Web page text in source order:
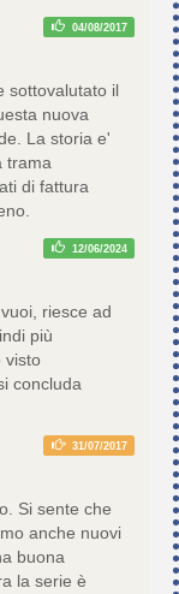
04/08/2017
sottovalutato il
nuova
La storia e'
trama
di fattura
12/06/2024
riesce ad
più
visto
concluda
31/07/2017
Si sente che
anche nuovi
buona
la serie è